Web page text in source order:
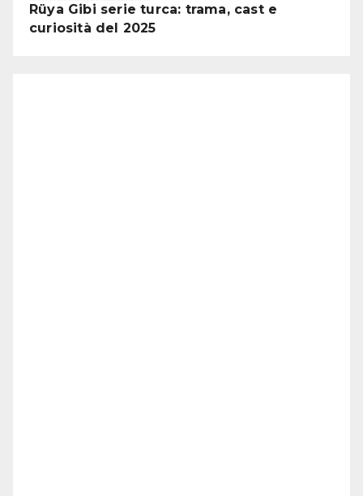
Rüya Gibi serie turca: trama, cast e
curiosità del 2025